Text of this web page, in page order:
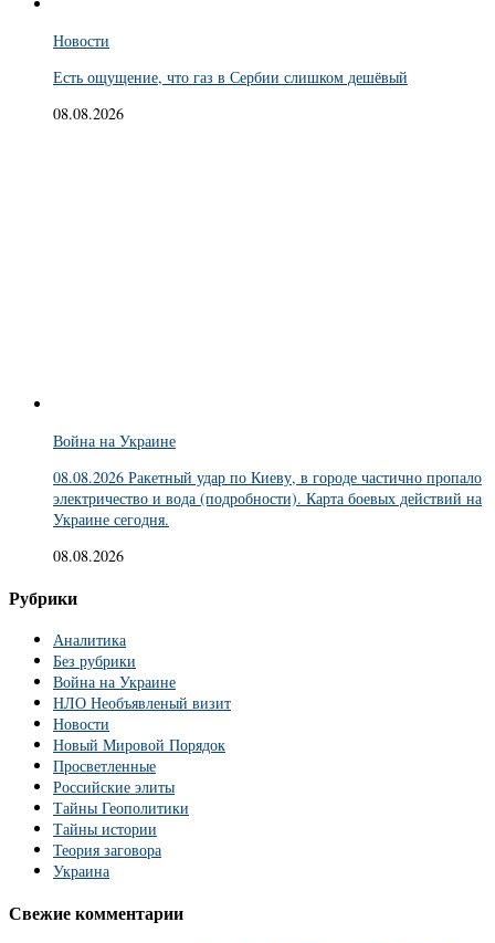
Новости
Есть ощущение, что газ в Сербии слишком дешёвый
08.08.2026
Война на Украине
08.08.2026 Ракетный удар по Киеву, в городе частично пропало
электричество и вода (подробности). Карта боевых действий на
Украине сегодня.
08.08.2026
Рубрики
Аналитика
Без рубрики
Война на Украине
НЛО Необъявленый визит
Новости
Новый Мировой Порядок
Просветленные
Российские элиты
Тайны Геополитики
Тайны истории
Теория заговора
Украина
Свежие комментарии